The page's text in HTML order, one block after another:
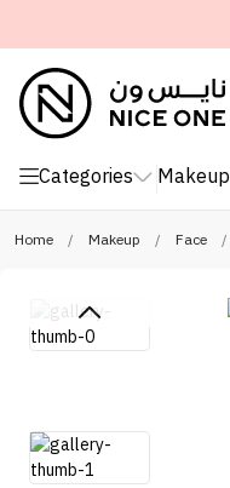
Categories Makeup
Home / Makeup / Face /